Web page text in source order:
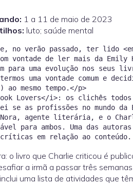
1 a 11 de maio de 2023
luto; saúde mental
no verão passado, ter lido
vontade de ler mais da
para uma evolução nos
uma vontade comum e
mesmo tempo.</p>
Lovers</i>: os clichês todos
se as profissões no mundo da
Nora, agente literária, e o
para ambos. Uma das
o livro que Charlie criticou é
a irmã a passar três
uma lista de atividades que